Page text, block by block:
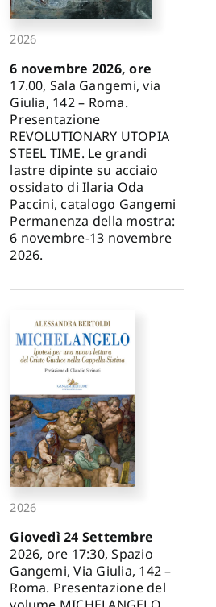
2026
6 novembre 2026, ore
17.00, Sala Gangemi, via
Giulia, 142 – Roma.
Presentazione
REVOLUTIONARY UTOPIA
STEEL TIME. Le grandi
lastre dipinte su acciaio
ossidato di Ilaria Oda
Paccini, catalogo Gangemi
Permanenza della mostra:
6 novembre-13 novembre
2026.
2026
Giovedì 24 Settembre
2026, ore 17:30, Spazio
Gangemi, Via Giulia, 142 –
Roma. Presentazione del